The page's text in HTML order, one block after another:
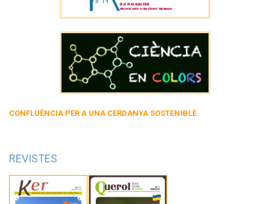
CONFLUÈNCIA PER A UNA CERDANYA SOSTENIBLE
REVISTES